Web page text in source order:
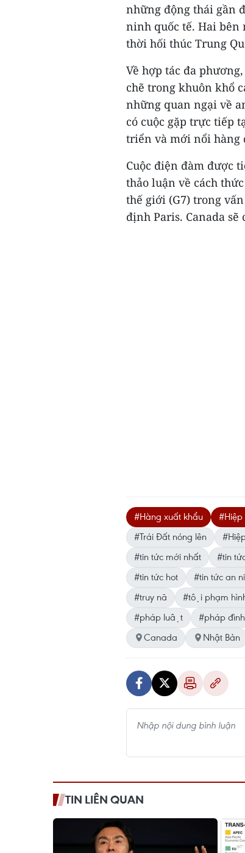
những động thái gần
ninh quốc tế. Hai bên
thời hối thúc Trung
Về hợp tác đa
chẽ trong khuôn khổ
những quan ngại về
có cuộc gặp trực tiếp
triển và mới nổi hàng
Cuộc điện đàm được
thảo luận về cách
thế giới (G7) trong
định Paris. Canada
#Hàng xuất khẩu #Hiệp
#Trái Đất nóng lên
#tin tức mới nhất
#tin
#tin tức hot
#tin tức an
#truy nã
#tội phạm
#pháp luật
#pháp đình
Canada
Nhật Bản
TIN LIÊN QUAN